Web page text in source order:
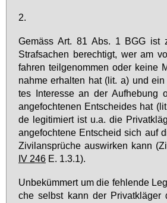
2.
Ge­mäss Art. 81 Abs. 1 BGG ist
Straf­sa­chen be­rech­tigt, wer am
fah­ren teil­ge­nom­men oder kei­ne
nah­me er­hal­ten hat (lit. a) und
tes In­ter­es­se an der Auf­he­bung
an­ge­foch­te­nen Ent­schei­des hat
de le­gi­ti­miert ist u.a. die
an­ge­foch­te­ne Ent­scheid sich auf
Zi­vil­an­sprü­che aus­wir­ken kann
IV 246E. 1.3.1).
Un­be­küm­mert um die feh­len­de
che selbst kann der Pri­vat­klä­ger